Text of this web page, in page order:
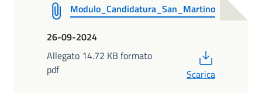
Modulo_Candidatura_San_Martino
26-09-2024
Allegato 14.72 KB formato
pdf
Scarica